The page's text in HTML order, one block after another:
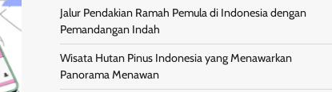
Jalur Pendakian Ramah Pemula di Indonesia dengan
Pemandangan Indah
Wisata Hutan Pinus Indonesia yang Menawarkan
Panorama Menawan